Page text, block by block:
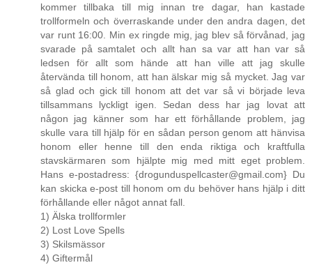
kommer tillbaka till mig innan tre dagar, han kastade
trollformeln och överraskande under den andra dagen, det
var runt 16:00. Min ex ringde mig, jag blev så förvånad, jag
svarade på samtalet och allt han sa var att han var så
ledsen för allt som hände att han ville att jag skulle
återvända till honom, att han älskar mig så mycket. Jag var
så glad och gick till honom att det var så vi började leva
tillsammans lyckligt igen. Sedan dess har jag lovat att
någon jag känner som har ett förhållande problem, jag
skulle vara till hjälp för en sådan person genom att hänvisa
honom eller henne till den enda riktiga och kraftfulla
stavskärmaren som hjälpte mig med mitt eget problem.
Hans e-postadress: {drogunduspellcaster@gmail.com} Du
kan skicka e-post till honom om du behöver hans hjälp i ditt
förhållande eller något annat fall.
1) Älska trollformler
2) Lost Love Spells
3) Skilsmässor
4) Giftermål